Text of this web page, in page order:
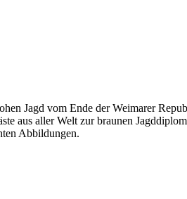
Jagd vom Ende der Weimarer
aus aller Welt zur braunen
Abbildungen.